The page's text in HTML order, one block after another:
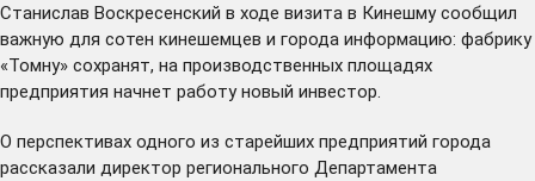
Станислав Воскресенский в ходе визита в Кинешмусообщил
важную для сотен кинешемцев и города информацию: фабрику
«Томну» сохранят, на производственных площадях
предприятия начнет работу новый инвестор.
О перспективах одного из старейших предприятий города
рассказали директор регионального Департамента